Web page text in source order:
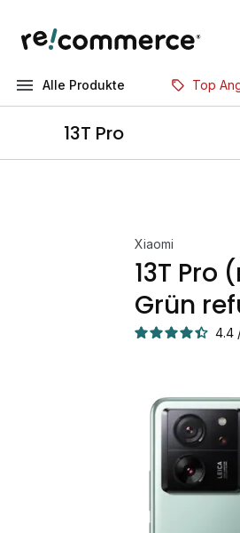
Alle Produkte Top
13T Pro
Xiaomi
13T Pro
Grün
4.4